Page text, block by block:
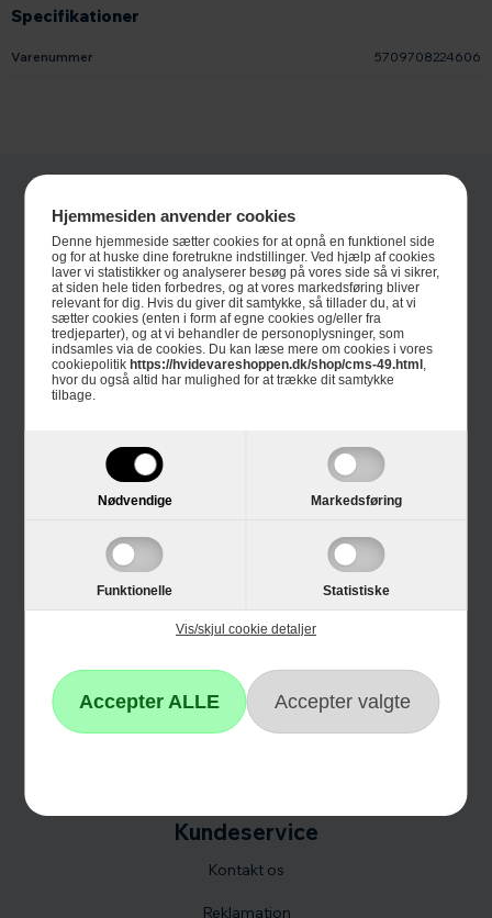
Hjemmesiden anvender cookies
Denne hjemmeside sætter cookies for at opnå en funktionel side
og for at huske dine foretrukne indstillinger. Ved hjælp af cookies
laver vi statistikker og analyserer besøg på vores side så vi sikrer,
at siden hele tiden forbedres, og at vores markedsføring bliver
relevant for dig. Hvis du giver dit samtykke, så tillader du, at vi
sætter cookies (enten i form af egne cookies og/eller fra
tredjeparter), og at vi behandler de personoplysninger, som
indsamles via de cookies. Du kan læse mere om cookies i vores
cookiepolitik https://hvidevareshoppen.dk/shop/cms-49.html ,
hvor du også altid har mulighed for at trække dit samtykke
tilbage.
Nødvendige Markedsføring
Funktionelle Statistiske
Vis/skjul cookie detaljer
Specifikationer
Varenummer 5709708224606
Kundeservice
Kontakt os
Reklamation
Informationer
Om Hvidevareshoppen.dk
Single Day
Cyber Monday